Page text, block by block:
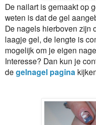
De nailart is gemaakt op
weten is dat de gel
De nagels hierboven zijn
laagje gel, de lengte is
mogelijk om je eigen
Interesse? Dan kun je
de gelnagel pagina